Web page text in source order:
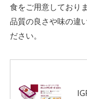
食をご用意しておりま
品質の良さや味の違
ださい。